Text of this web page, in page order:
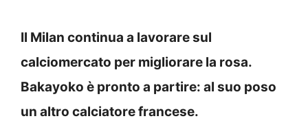
Il Milan continua a lavorare sul
calciomercato per migliorare la rosa.
Bakayoko è pronto a partire: al suo poso
un altro calciatore francese.